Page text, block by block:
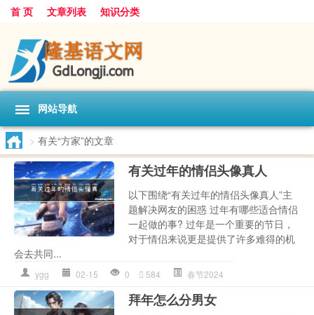
首 页 文章列表 知识分类
网站导航
> 有关“方家”的文章
有关过年的情侣头像真人
以下围绕“有关过年的情侣头像真人”主
题解决网友的困惑 过年有哪些适合情侣
一起做的事? 过年是一个重要的节日，
对于情侣来说更是提供了许多难得的机
会去共同...
ygg 02-15 0 584 春节2024
拜年怎么分男女